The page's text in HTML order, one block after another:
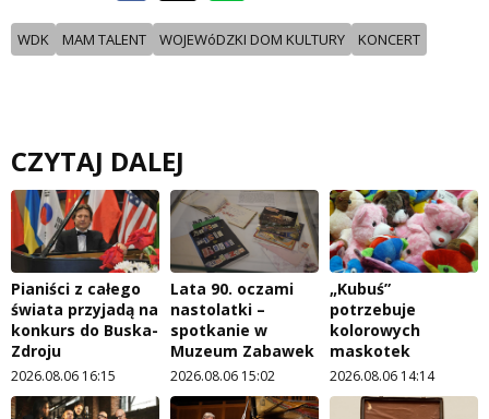
WDK MAM TALENT WOJEWóDZKI DOM KULTURY KONCERT
CZYTAJ DALEJ
Pianiści z całego
świata przyjadą na
konkurs do Buska-
Zdroju
2026.08.06 16:15
Lata 90. oczami
nastolatki –
spotkanie w
Muzeum Zabawek
2026.08.06 15:02
„Kubuś”
potrzebuje
kolorowych
maskotek
2026.08.06 14:14